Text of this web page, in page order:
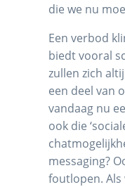
die we nu
Een verbod
biedt vooral
zullen zich
een deel van
vandaag nu
ook die
messaging?
foutlopen.